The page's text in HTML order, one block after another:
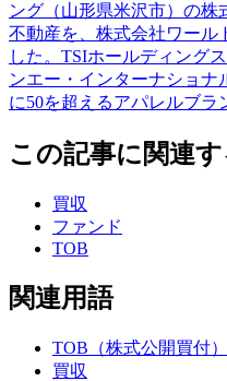
ング（山形県米沢市）の株
不動産を、株式会社ワール
した。TSIホールディング
ンエー・インターナショ
に50を超えるアパレルブラ
この記事に関連
買収
ファンド
TOB
関連用語
TOB（株式公開買付）
買収